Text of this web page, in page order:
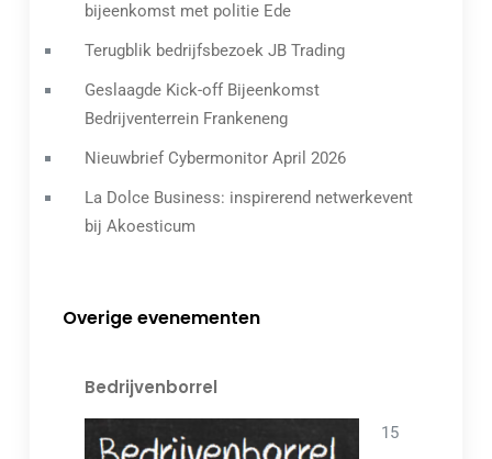
bijeenkomst met politie Ede
Terugblik bedrijfsbezoek JB Trading
Geslaagde Kick-off Bijeenkomst
Bedrijventerrein Frankeneng
Nieuwbrief Cybermonitor April 2026
La Dolce Business: inspirerend netwerkevent
bij Akoesticum
Overige evenementen
Bedrijvenborrel
15